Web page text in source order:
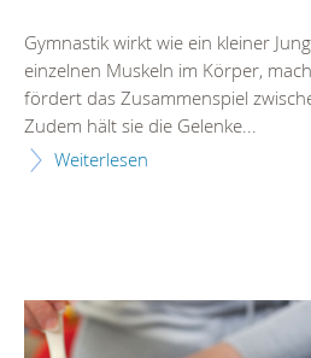
Gymnastik wirkt wie ein kleiner
einzelnen Muskeln im Körper,
fördert das Zusammenspiel
Zudem hält sie die Gelenke...
Weiterlesen